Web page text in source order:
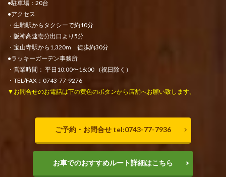
●駐車場：20台
●アクセス
・生駒駅からタクシーで約10分
・阪神高速壱分出口より5分
・宝山寺駅から1,320m 徒歩約30分
●ラッキーガーデン事務所
・営業時間： 平日10:00〜16:00 （祝日除く）
・TEL/FAX：0743-77-9276
▼お問合せのお電話は下の黄色のボタンから店舗へお願い致します。
ご予約・お問合せ tel:0743-77-7936
お車でのおすすめルート詳細はこちら